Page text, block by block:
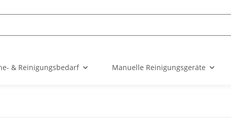
& Reinigungsbedarf Manuelle Reinigungsgeräte